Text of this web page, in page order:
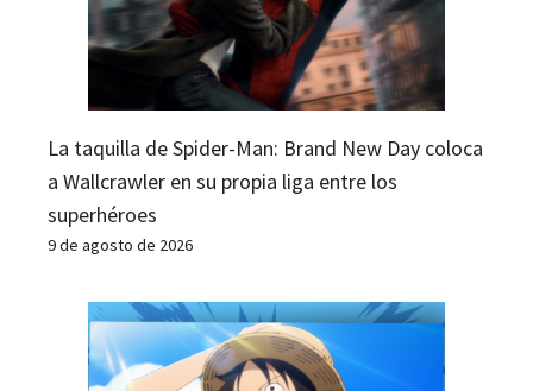
La taquilla de Spider-Man: Brand New Day coloca
a Wallcrawler en su propia liga entre los
superhéroes
9 de agosto de 2026